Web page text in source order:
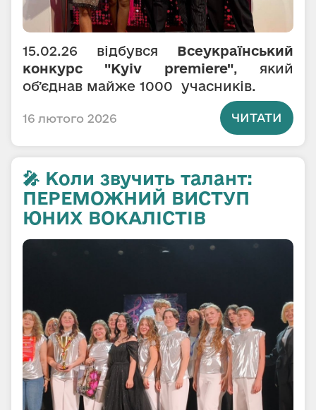
15.02.26 відбувся Всеукраїнський
конкурс "Kyiv premiere", який
обʼєднав майже 1000 учасників.
16 лютого 2026 ЧИТАТИ
🎤 Коли звучить талант:
ПЕРЕМОЖНИЙ ВИСТУП
ЮНИХ ВОКАЛІСТІВ